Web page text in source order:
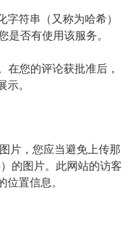
符串（又称为哈希）
否有使用该服务。
您的评论获批准后，
。
片，您应当避免上传那
的图片。此网站的访客
置信息。